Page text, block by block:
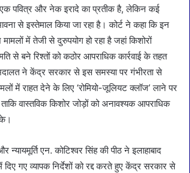
एक पवित्र और नेक इरादे का प्रतीक है, लेकिन कई
से इस्तेमाल किया जा रहा है। कोर्ट ने कहा कि इन
में तेजी से दुरुपयोग हो रहा है जहां किशोरों
से बने रिश्तों को कठोर आपराधिक कार्रवाई के तहत
अदालत ने केंद्र सरकार से इस समस्या पर गंभीरता से
में राहत देने के लिए ‘रोमियो-जूलियट क्लॉज’ लाने पर
वास्तविक किशोर जोड़ों को अनावश्यक आपराधिक
न्यायमूर्ति एन. कोटिश्वर सिंह की पीठ ने इलाहाबाद
गए व्यापक निर्देशों को रद्द करते हुए केंद्र सरकार से